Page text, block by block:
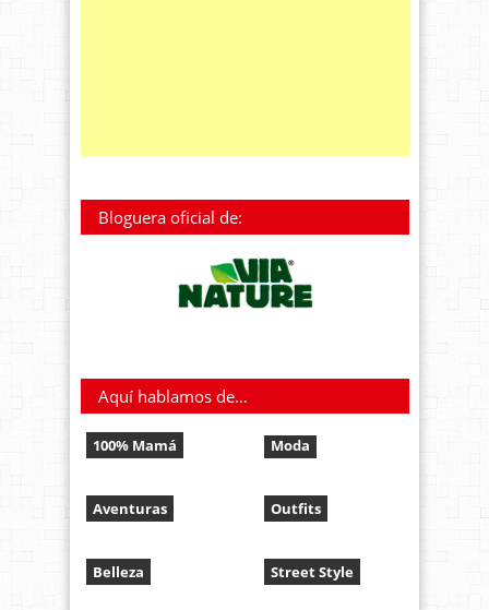
Bloguera oficial de:
Aquí hablamos de…
100% Mamá
Aventuras
Belleza
Moda
Outfits
Street Style